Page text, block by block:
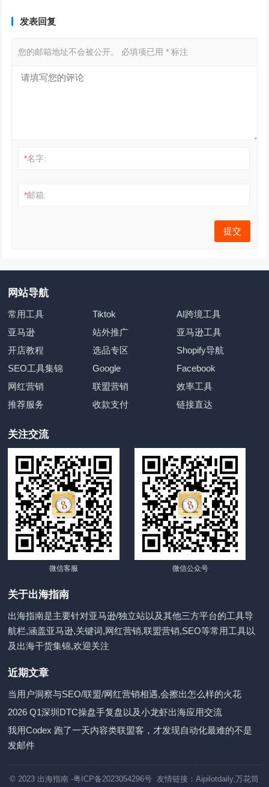
发表回复
您的邮箱地址不会被公开。 必填项已用* 标注
*名字:
*邮箱:
网站导航
常用工具 Tiktok
AI跨境工具
亚马逊
站外推广
亚马逊工具
开店教程
选品专区
Shopify导航
SEO工具集锦
Google
Facebook
网红营销
联盟营销
效率工具
推荐服务
收款支付 链接直达
关注交流
微信客服 微信公众号
关于出海指南
出海指南是主要针对亚马逊/独立站以及其他三方平台的工具导
航栏,涵盖亚马逊,关键词,网红营销,联盟营销,SEO等常用工具以
及出海干货集锦,欢迎关注
近期文章
当用户洞察与SEO/联盟/网红营销相遇,会擦出怎么样的火花
2026 Q1深圳DTC操盘手复盘以及小龙虾出海应用交流
我用Codex 跑了一天内容类联盟客，才发现自动化最难的不是
发邮件
© 2023 出海指南 -粤ICP备2023054296号 友情链接：Aipilotdaily,万花筒